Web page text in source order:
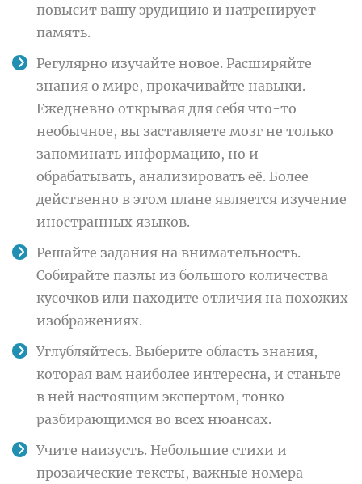
повысит вашу эрудицию и натренирует
память.
Регулярно изучайте новое. Расширяйте
знания о мире, прокачивайте навыки.
Ежедневно открывая для себя что-то
необычное, вы заставляете мозг не только
запоминать информацию, но и
обрабатывать, анализировать её. Более
действенно в этом плане является изучение
иностранных языков.
Решайте задания на внимательность.
Собирайте пазлы из большого количества
кусочков или находите отличия на похожих
изображениях.
Углубляйтесь. Выберите область знания,
которая вам наиболее интересна, и станьте
в ней настоящим экспертом, тонко
разбирающимся во всех нюансах.
Учите наизусть. Небольшие стихи и
прозаические тексты, важные номера